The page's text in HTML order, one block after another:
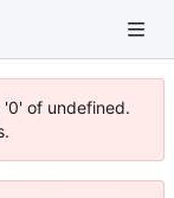
of undefined.